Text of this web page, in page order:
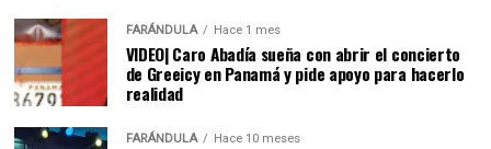
FARÁNDULA Hace 1 mes
VIDEO| Caro Abadía sueña con abrir el concierto
de Greeicy en Panamá y pide apoyo para hacerlo
realidad
FARÁNDULA Hace 10 meses